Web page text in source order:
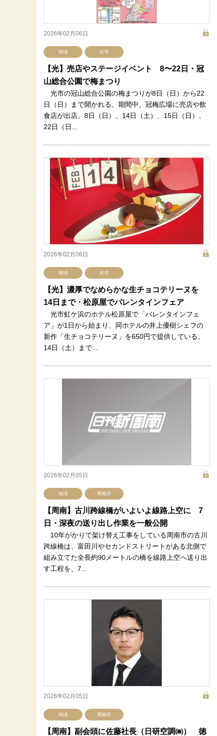
2026年02月06日
地域 光市
【光】売店やステージイベント 8〜22日・冠
山総合公園で梅まつり
光市の冠山総合公園の梅まつりが8日（日）から22
日（日）まで開かれる。期間中、冠梅広場に売店や飲
食店が出店。8日（日）、14日（土）、15日（日）、
22日（日...
2026年02月06日
地域 光市
【光】濃厚でなめらかな生チョコテリーヌを
14日まで・松原屋でバレンタインフェア
光市虹ケ浜のホテル松原屋で「バレンタインフェ
ア」が1日から始まり、同ホテルの井上優樹シェフの
新作「生チョコテリーヌ」を650円で提供している。
14日（土）まで...
2026年02月05日
地域 周南市
【周南】古川跨線橋がいよいよ線路上空に 7
日・深夜の送り出し作業を一般公開
10年がかりで架け替え工事をしている周南市の古川
跨線橋は、富田川やセカンドストリートがある北側で
組み立てた全長約90メートルの橋を線路上空へ送り出
す工程を、7...
2026年02月05日
地域 周南市
【周南】副会頭に佐藤社長（日研空調㈱） 徳